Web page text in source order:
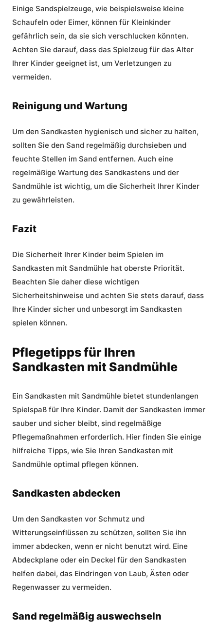
Einige Sandspielzeuge, wie beispielsweise kleine
Schaufeln oder Eimer, können für Kleinkinder
gefährlich sein, da sie sich verschlucken könnten.
Achten Sie darauf, dass das Spielzeug für das Alter
Ihrer Kinder geeignet ist, um Verletzungen zu
vermeiden.
Reinigung und Wartung
Um den Sandkasten hygienisch und sicher zu halten,
sollten Sie den Sand regelmäßig durchsieben und
feuchte Stellen im Sand entfernen. Auch eine
regelmäßige Wartung des Sandkastens und der
Sandmühle ist wichtig, um die Sicherheit Ihrer Kinder
zu gewährleisten.
Fazit
Die Sicherheit Ihrer Kinder beim Spielen im
Sandkasten mit Sandmühle hat oberste Priorität.
Beachten Sie daher diese wichtigen
Sicherheitshinweise und achten Sie stets darauf, dass
Ihre Kinder sicher und unbesorgt im Sandkasten
spielen können.
Pflegetipps für Ihren
Sandkasten mit Sandmühle
Ein Sandkasten mit Sandmühle bietet stundenlangen
Spielspaß für Ihre Kinder. Damit der Sandkasten immer
sauber und sicher bleibt, sind regelmäßige
Pflegemaßnahmen erforderlich. Hier finden Sie einige
hilfreiche Tipps, wie Sie Ihren Sandkasten mit
Sandmühle optimal pflegen können.
Sandkasten abdecken
Um den Sandkasten vor Schmutz und
Witterungseinflüssen zu schützen, sollten Sie ihn
immer abdecken, wenn er nicht benutzt wird. Eine
Abdeckplane oder ein Deckel für den Sandkasten
helfen dabei, das Eindringen von Laub, Ästen oder
Regenwasser zu vermeiden.
Sand regelmäßig auswechseln